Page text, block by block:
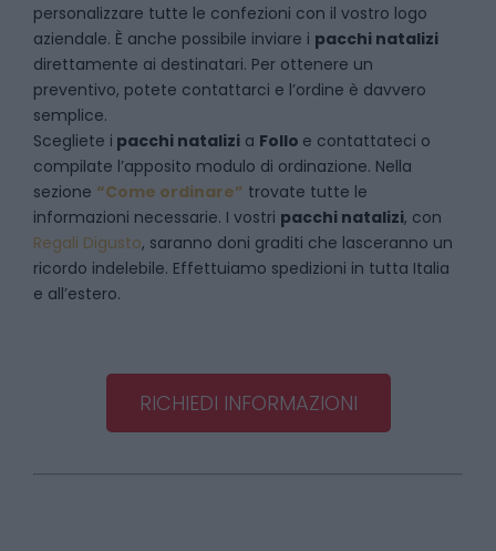
personalizzare tutte le confezioni con il vostro logo
aziendale. È anche possibile inviare i pacchi natalizi
direttamente ai destinatari. Per ottenere un
preventivo, potete contattarci e l’ordine è davvero
semplice.
Scegliete i pacchi natalizi a Follo e contattateci o
compilate l’apposito modulo di ordinazione. Nella
sezione “Come ordinare” trovate tutte le
informazioni necessarie. I vostri pacchi natalizi, con
Regali Digusto, saranno doni graditi che lasceranno un
ricordo indelebile. Effettuiamo spedizioni in tutta Italia
e all’estero.
RICHIEDI INFORMAZIONI